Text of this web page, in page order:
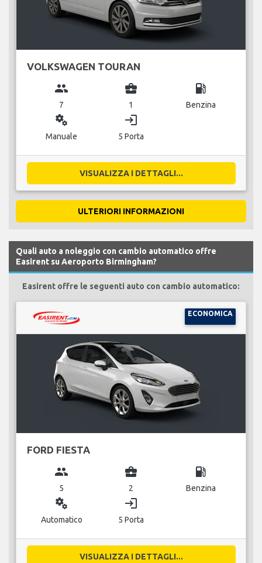
VOLKSWAGEN TOURAN
group
7
business_center
1
local_gas_station
Benzina
miscellaneous_services
Manuale
login
5 Porta
VISUALIZZA I DETTAGLI...
ULTERIORI INFORMAZIONI
Quali auto a noleggio con cambio automatico offre
Easirent su Aeroporto Birmingham?
Easirent offre le seguenti auto con cambio automatico:
ECONOMICA
FORD FIESTA
group
5
business_center
2
local_gas_station
Benzina
miscellaneous_services
Automatico
login
5 Porta
VISUALIZZA I DETTAGLI...